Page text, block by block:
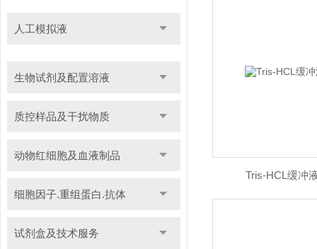
人工模拟液
生物试剂及配置溶液
质控样品及干扰物质
动物红细胞及血液制品
细胞因子.重组蛋白.抗体
试剂盒及技术服务
Tris-HCL缓冲